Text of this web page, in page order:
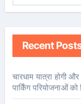
Recent
चारधाम यात्रा होगी
पार्किंग परियोजनाओं को